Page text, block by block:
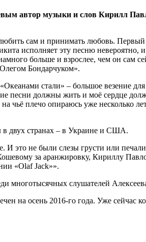
автор музыки и слов Кирилл
сам и принимать любовь.
исполняет эту песню
больше и взрослее, чем он сам
Бондарчуком».
стали» – большое везение
песни должны жить и моё сердце
чьё плечо опираюсь уже несколько
в двух странах – в Украине и США.
И это не были слезы грусти или
за аранжировку, Кириллу
«Olaf Jack»».
многотысячных слушателей
на осень 2016-го года. Уже сейчас